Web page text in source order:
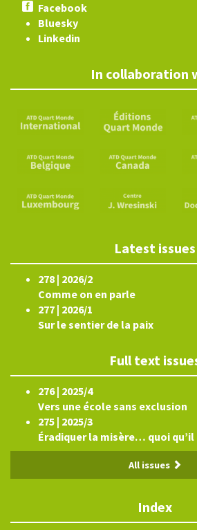
Facebook
Bluesky
Linkedin
In collaboration
Latest issues
278 | 2026/2
Comme on en parle
277 | 2026/1
Sur le sentier de la paix
Full text
276 | 2025/4
Vers une école sans exclusion
275 | 2025/3
Éradiquer la misère… quoi qu’il
All issues
Index